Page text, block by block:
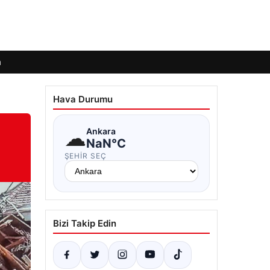
Hava Durumu
☁Ankara
NaN°C
ŞEHIR SEÇ
Bizi Takip Edin